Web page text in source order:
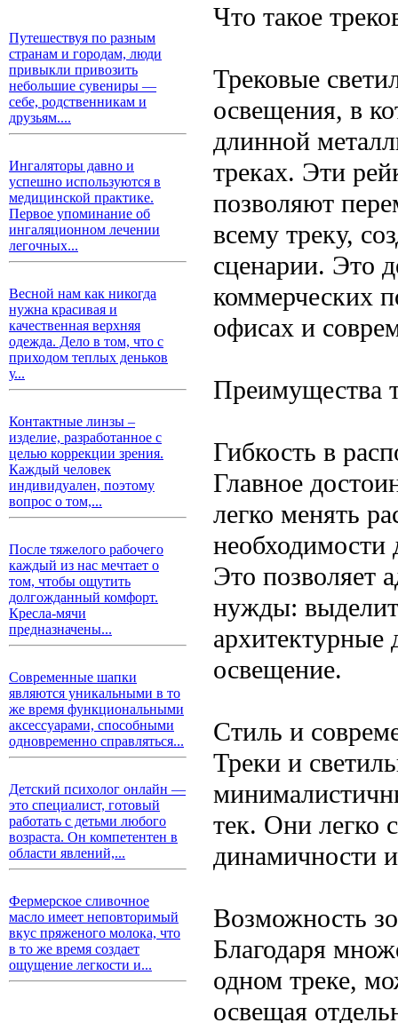
Путешествуя по разным
странам и городам, люди
привыкли привозить
небольшие сувениры —
себе, родственникам и
друзьям....
Ингаляторы давно и
успешно используются в
медицинской практике.
Первое упоминание об
ингаляционном лечении
легочных...
Весной нам как никогда
нужна красивая и
качественная верхняя
одежда. Дело в том, что с
приходом теплых деньков
у...
Контактные линзы –
изделие, разработанное с
целью коррекции зрения.
Каждый человек
индивидуален, поэтому
вопрос о том,...
После тяжелого рабочего
каждый из нас мечтает о
том, чтобы ощутить
долгожданный комфорт.
Кресла-мячи
предназначены...
Современные шапки
являются уникальными в то
же время функциональными
аксессуарами, способными
одновременно справляться...
Детский психолог онлайн —
это специалист, готовый
работать с детьми любого
возраста. Он компетентен в
области явлений,...
Фермерское сливочное
масло имеет неповторимый
вкус пряженого молока, что
в то же время создает
ощущение легкости и...
Что такое
Трековые
освещения, в
длинной
треках. Эти
позволяют
всему треку,
сценарии. Это
коммерческих
офисах и
Преимущества
Гибкость в
Главное
легко менять
необходимости
Это позволяет
нужды:
архитектурные
освещение.
Стиль и
Треки и
тек. Они легко
динамичности
Возможность
Благодаря
одном треке,
освещая